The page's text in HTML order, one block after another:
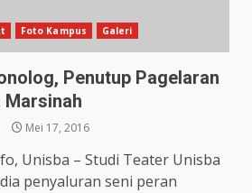
Foto Kampus Galeri
Penutup Pagelaran
Marsinah
Mei 17, 2016
Unisba – Studi Teater Unisba
penyaluran seni peran